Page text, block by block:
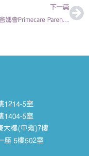
下一篇
【匯兒爸媽會Primecare Parents Club】WhatsApp 社群正式推出！
1214-5室
1404-5室
大樓(中環)7樓
座 5樓502室